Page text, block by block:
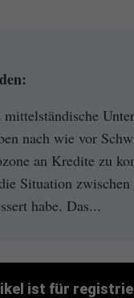
nach wie vor
an Kredite zu
Situation zwischen
habe. Das...
ist für